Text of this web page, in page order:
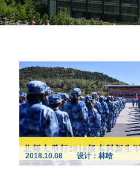
2018.10.08 设计：林晗